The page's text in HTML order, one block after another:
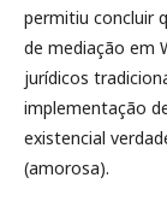
permitiu concluir
de mediação em
jurídicos
implementação
existencial
(amorosa).